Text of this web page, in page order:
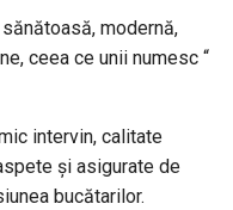
modernă,
ceea ce unii numesc “
intervin, calitate
și asigurate de
bucătarilor.